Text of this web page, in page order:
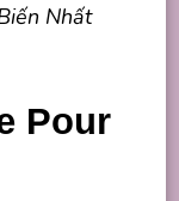
Nhất
Pour